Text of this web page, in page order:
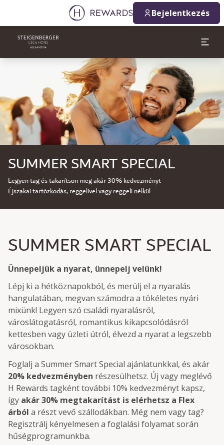
Bejelentkezés
SUMMER SMART SPECIAL
Legyen tag és takarítson meg akár 30% kedvezményt
Éjszakai tartózkodás, reggelivel vagy reggeli nélkül
SUMMER SMART SPECIAL
Ünnepeljük a nyarat, ünnepelj velünk!
Lépj ki a hétköznapokból, és merülj el a nyaralás
hangulatában, megvan számodra a tökéletes nyári
mixünk! Legyen szó családi nyaralásról,
városlátogatásról, romantikus kikapcsolódásról
kettesben vagy üzleti útról, élvezd a nyarat a legszebb
városokban.
Foglalj a Summer Smart Special ajánlatunkkal, és akár
20% kedvezményben részesülhetsz. Új vagy meglévő
H Rewards tagként további 10% kedvezményt kapsz,
így akár 30% megtakarítást is elérhetsz a Flex
árból a részt vevő szállodákban. Még nem vagy tag?
Regisztrálj kényelmesen a foglalási folyamat során
hűségprogramunkba.